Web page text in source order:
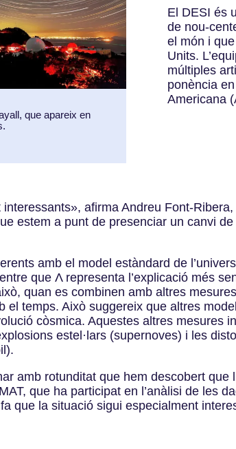
que apareix en
El DESI és
de nou-
el món i
Units.
múltiples
ponència
Americana
afirma Andreu Font-
estem a punt de presenciar un canvi
amb el model estàndard de
que Λ representa l’explicació més
quan es combinen amb altres
el temps. Això suggereix que altres
còsmica. Aquestes altres mesures
estel·lars (supernoves) i les
amb rotunditat que hem descobert
que ha participat en l’anàlisi de les
que la situació sigui especialment